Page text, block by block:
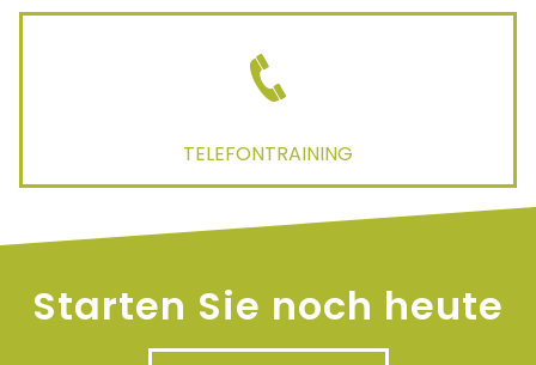
TELEFONTRAINING
Starten Sie noch heute